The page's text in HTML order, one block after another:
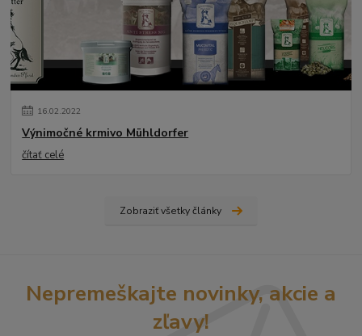
16.02.2022
Výnimočné krmivo Mühldorfer
čítať celé
Zobraziť všetky články
Nepremeškajte novinky, akcie a
zľavy!